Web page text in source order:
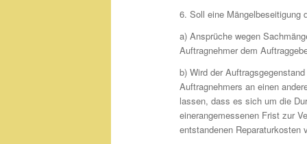
6. Soll eine Mängelbeseitigung
a) Ansprüche wegen
Auftragnehmer dem
b) Wird der
Auftragnehmers an einen
lassen, dass es sich um die
einerangemessenen Frist zur
entstandenen Reparaturkosten